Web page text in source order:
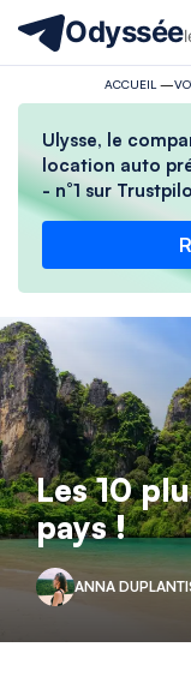
Odyssée
ACCUEIL —
Ulysse, le
location auto
- n°1 sur
Les 10
pays !
ANNA